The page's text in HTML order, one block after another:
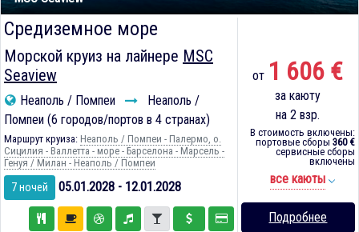
Средиземное море
Морской круиз на лайнере MSC
Seaview
Неаполь / Помпеи
Неаполь /
Помпеи (6 городов/портов в 4 странах)
Маршрут круиза: Неаполь / Помпеи - Палермо, о.
Сицилия - Валлетта - море - Барселона - Марсель -
Генуя / Милан - Неаполь / Помпеи
7 ночей 05.01.2028 - 12.01.2028
от 1 606 €
за каюту
на 2 взр.
В стоимость включены:
портовые сборы 360 €
сервисные сборы
включены
все каюты
Подробнее